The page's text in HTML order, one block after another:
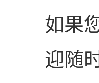
如果
迎随